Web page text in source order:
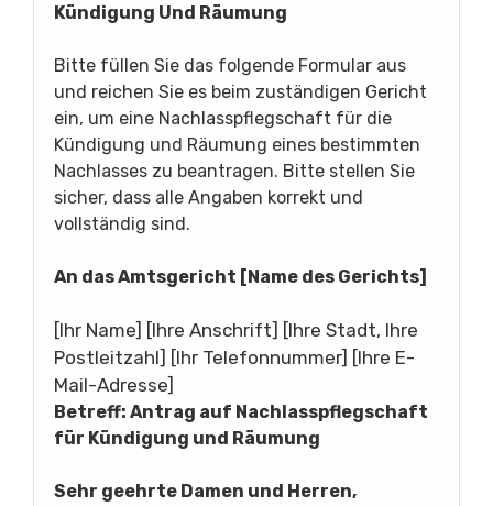
Kündigung Und Räumung
Bitte füllen Sie das folgende Formular aus
und reichen Sie es beim zuständigen Gericht
ein, um eine Nachlasspflegschaft für die
Kündigung und Räumung eines bestimmten
Nachlasses zu beantragen. Bitte stellen Sie
sicher, dass alle Angaben korrekt und
vollständig sind.
An das Amtsgericht [Name des Gerichts]
[Ihr Name] [Ihre Anschrift] [Ihre Stadt, Ihre
Postleitzahl] [Ihr Telefonnummer] [Ihre E-
Mail-Adresse]
Betreff: Antrag auf Nachlasspflegschaft
für Kündigung und Räumung
Sehr geehrte Damen und Herren,